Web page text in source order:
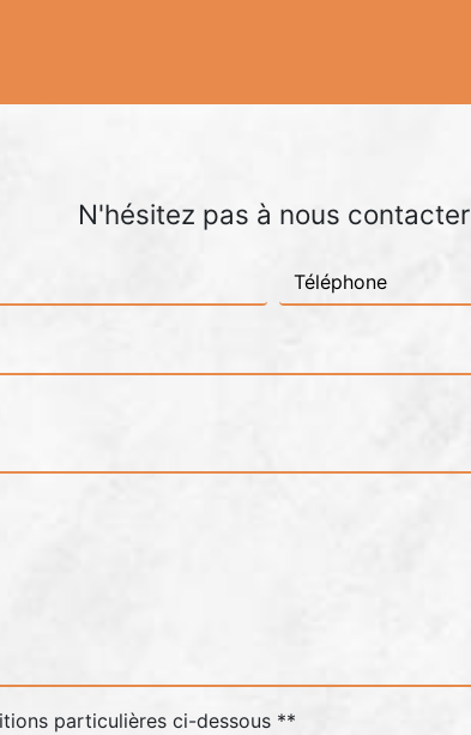
N'hésitez pas à nous contacter
particulières ci-dessous **